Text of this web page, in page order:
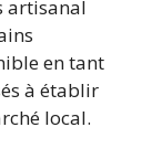
artisanal
en tant
à établir
local.